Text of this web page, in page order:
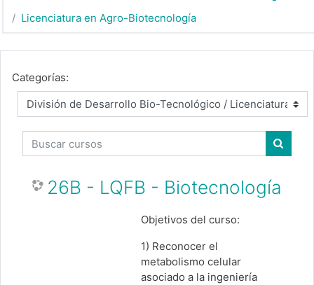
Licenciatura en Agro-Biotecnología
Categorías:
Buscar cursos
26B - LQFB - Biotecnología
Objetivos del curso:
1) Reconocer el
metabolismo celular
asociado a la ingeniería